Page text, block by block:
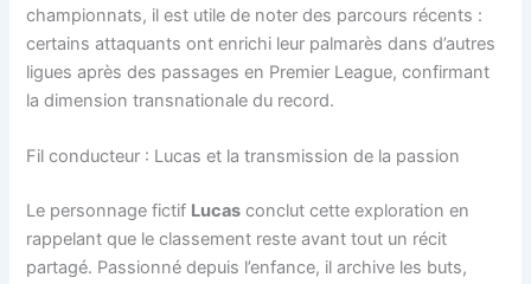
championnats, il est utile de noter des parcours récents :
certains attaquants ont enrichi leur palmarès dans d’autres
ligues après des passages en Premier League, confirmant
la dimension transnationale du record.
Fil conducteur : Lucas et la transmission de la passion
Le personnage fictif Lucas conclut cette exploration en
rappelant que le classement reste avant tout un récit
partagé. Passionné depuis l’enfance, il archive les buts,